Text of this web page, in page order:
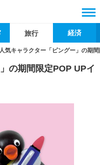
旅行 経済
人気キャラクター「ピングー」の期
の期間限定POP UPイ